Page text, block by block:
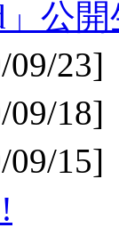
」公
09/23]
09/18]
09/15]